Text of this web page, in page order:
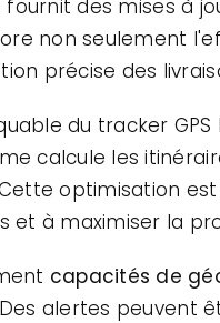
fournit des mises à
non seulement
précise des
du tracker GPS
calcule les
optimisation
et à maximiser la
capacités de
alertes peuvent